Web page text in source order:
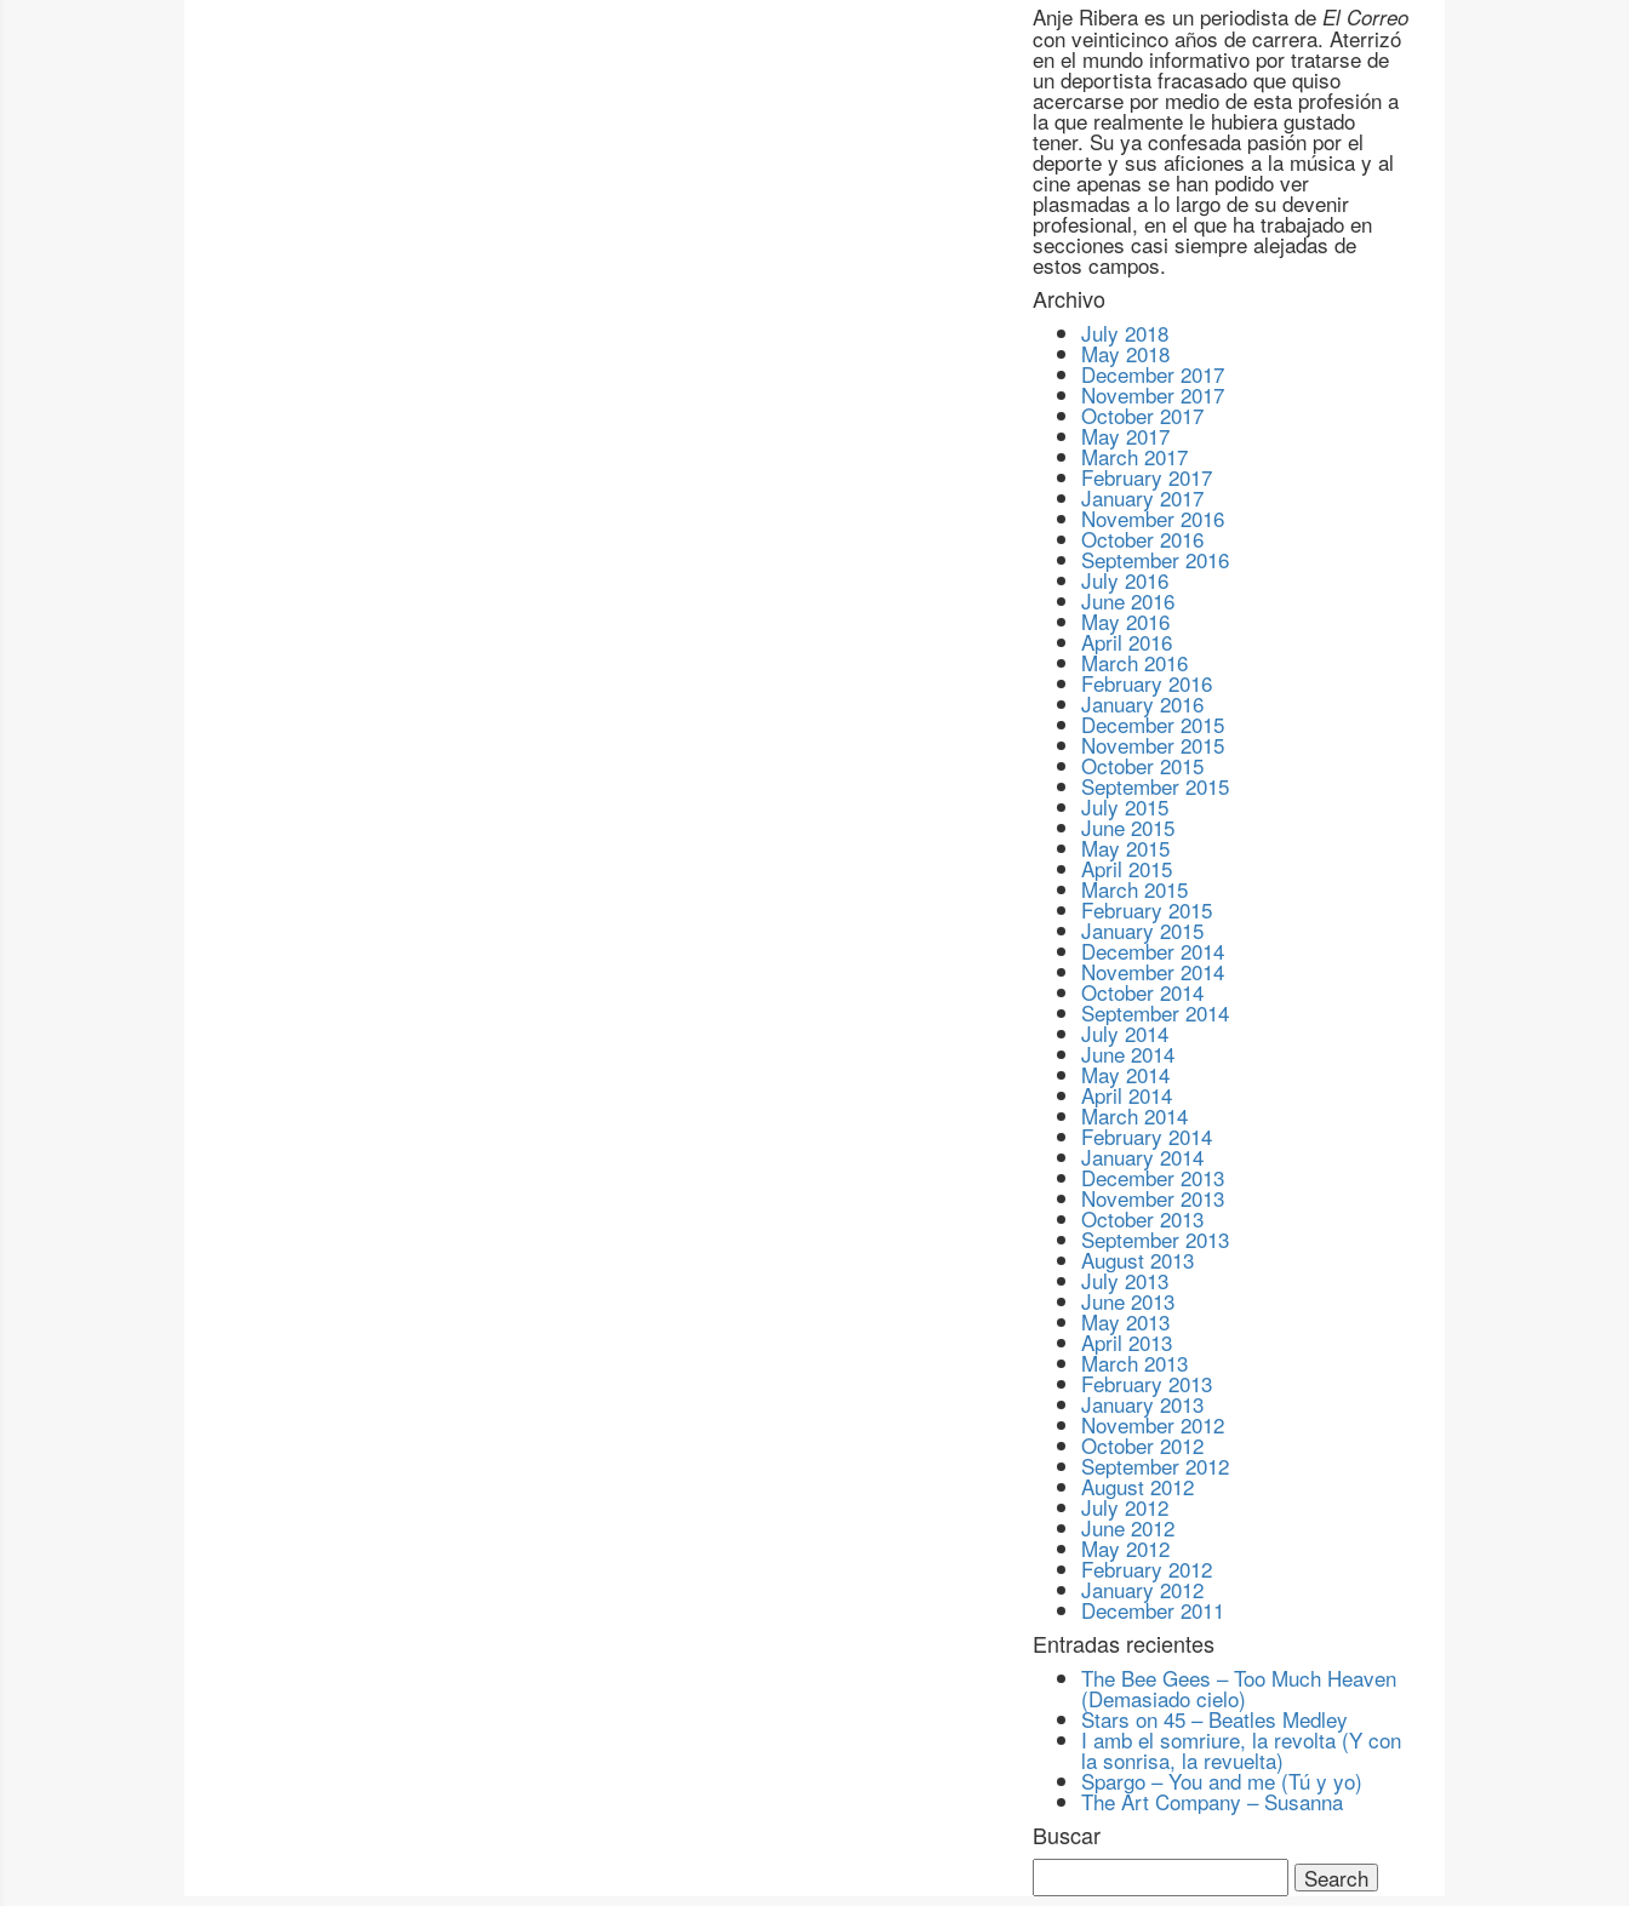
Anje Ribera es un periodista deEl Correo
con veinticinco años de carrera. Aterrizó
en el mundo informativo por tratarse de
un deportista fracasado que quiso
acercarse por medio de esta profesión a
la que realmente le hubiera gustado
tener. Su ya confesada pasión por el
deporte y sus aficiones a la música y al
cine apenas se han podido ver
plasmadas a lo largo de su devenir
profesional, en el que ha trabajado en
secciones casi siempre alejadas de
estos campos.
Archivo
July 2018
May 2018
December 2017
November 2017
October 2017
May 2017
March 2017
February 2017
January 2017
November 2016
October 2016
September 2016
July 2016
June 2016
May 2016
April 2016
March 2016
February 2016
January 2016
December 2015
November 2015
October 2015
September 2015
July 2015
June 2015
May 2015
April 2015
March 2015
February 2015
January 2015
December 2014
November 2014
October 2014
September 2014
July 2014
June 2014
May 2014
April 2014
March 2014
February 2014
January 2014
December 2013
November 2013
October 2013
September 2013
August 2013
July 2013
June 2013
May 2013
April 2013
March 2013
February 2013
January 2013
November 2012
October 2012
September 2012
August 2012
July 2012
June 2012
May 2012
February 2012
January 2012
December 2011
Entradas recientes
The Bee Gees – Too Much Heaven
(Demasiado cielo)
Stars on 45 – Beatles Medley
I amb el somriure, la revolta (Y con
la sonrisa, la revuelta)
Spargo – You and me (Tú y yo)
The Art Company – Susanna
Buscar
Search
for: